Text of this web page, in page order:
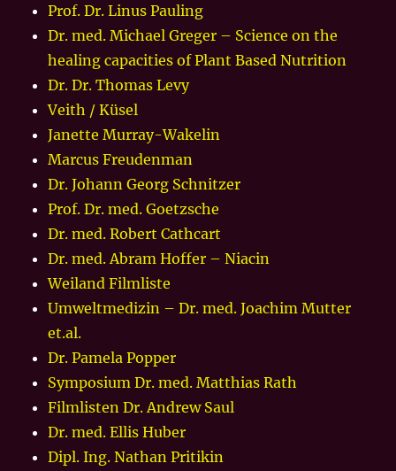
Prof. Dr. Linus Pauling
Dr. med. Michael Greger – Science on the
healing capacities of Plant Based Nutrition
Dr. Dr. Thomas Levy
Veith / Küsel
Janette Murray-Wakelin
Marcus Freudenman
Dr. Johann Georg Schnitzer
Prof. Dr. med. Goetzsche
Dr. med. Robert Cathcart
Dr. med. Abram Hoffer – Niacin
Weiland Filmliste
Umweltmedizin – Dr. med. Joachim Mutter
et.al.
Dr. Pamela Popper
Symposium Dr. med. Matthias Rath
Filmlisten Dr. Andrew Saul
Dr. med. Ellis Huber
Dipl. Ing. Nathan Pritikin